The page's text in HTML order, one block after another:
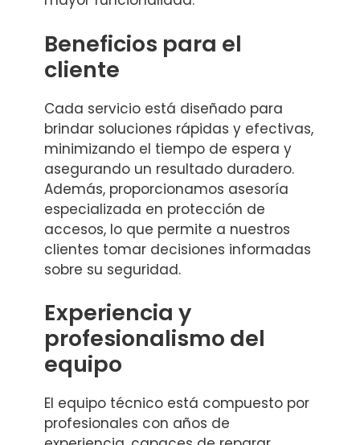
Beneficios para el
cliente
Cada servicio está diseñado para
brindar soluciones rápidas y efectivas,
minimizando el tiempo de espera y
asegurando un resultado duradero.
Además, proporcionamos asesoría
especializada en protección de
accesos, lo que permite a nuestros
clientes tomar decisiones informadas
sobre su seguridad.
Experiencia y
profesionalismo del
equipo
El equipo técnico está compuesto por
profesionales con años de